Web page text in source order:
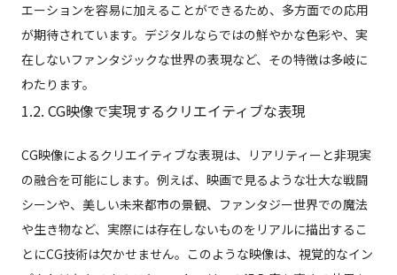
エーションを容易に加えることができるため、多方面での応用
が期待されています。デジタルならではの鮮やかな色彩や、実
在しないファンタジックな世界の表現など、その特徴は多岐に
わたります。
1.2. CG映像で実現するクリエイティブな表現
CG映像によるクリエイティブな表現は、リアリティーと非現実
の融合を可能にします。例えば、映画で見るような壮大な戦闘
シーンや、美しい未来都市の景観、ファンタジー世界での魔法
や生き物など、実際には存在しないものをリアルに描出するこ
とにCG技術は欠かせません。このような映像は、視覚的なイン